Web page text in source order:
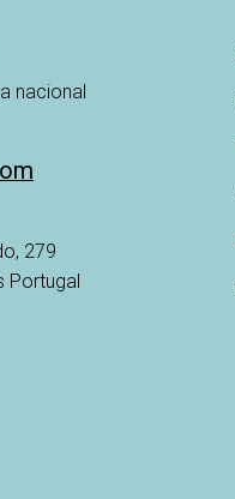
nacional
279
Portugal